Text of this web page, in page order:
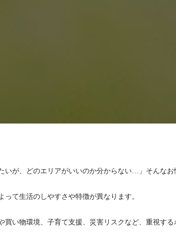
いが、どのエリアがいいのか分からない…」そんな
って生活のしやすさや特徴が異なります。
買い物環境、子育て支援、災害リスクなど、重視す